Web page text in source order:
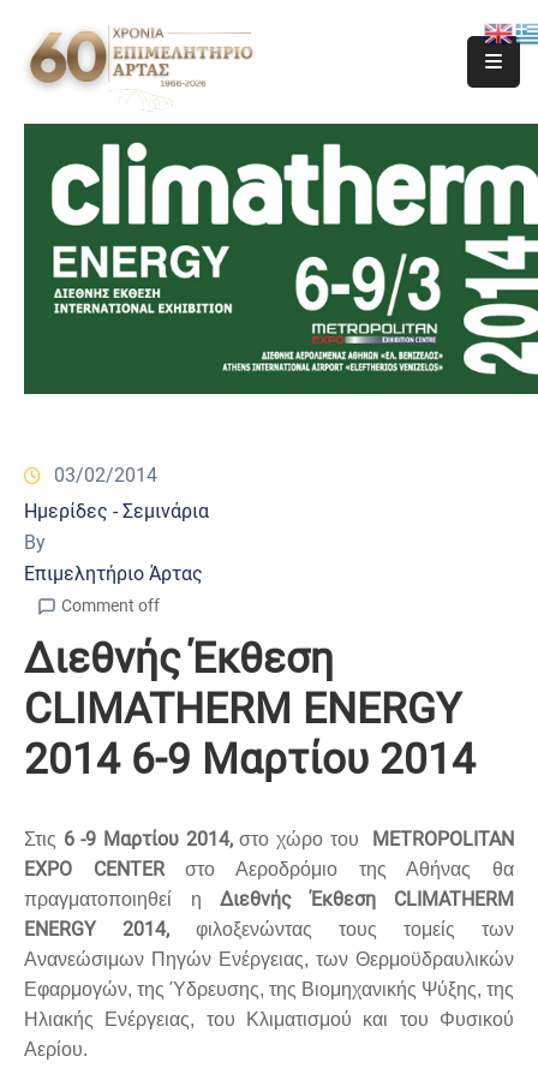
03/02/2014
Ημερίδες - Σεμινάρια
By
Επιμελητήριο Άρτας
Comment off
Διεθνής Έκθεση
CLIMATHERM ENERGY
2014 6-9 Μαρτίου 2014
Στις 6 -9 Μαρτίου 2014,στο χώρο του
METROPOLITAN
EXPO CENTERστο Αεροδρόμιο της Αθήνας θα
πραγματοποιηθεί η Διεθνής Έκθεση CLIMATHERM
ENERGY
2014, φιλοξενώντας τους τομείς των
Ανανεώσιμων Πηγών Ενέργειας, των Θερμοϋδραυλικών
Εφαρμογών, της Ύδρευσης, της Βιομηχανικής Ψύξης, της
Ηλιακής Ενέργειας, του Κλιματισμού και του Φυσικού
Αερίου.